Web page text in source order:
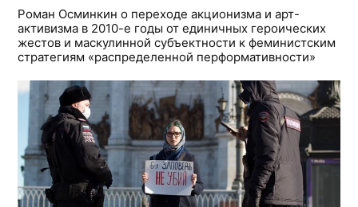
Роман Осминкин о переходе акционизма и арт-
активизма в 2010-е годы от единичных героических
жестов и маскулинной субъектности к феминистским
стратегиям «распределенной перформативности»